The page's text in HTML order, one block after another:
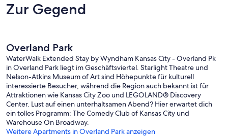
Zur Gegend
Overland Park
WaterWalk Extended Stay by Wyndham Kansas City - Overland Pk
in Overland Park liegt im Geschäftsviertel. Starlight Theatre und
Nelson-Atkins Museum of Art sind Höhepunkte für kulturell
interessierte Besucher, während die Region auch bekannt ist für
Attraktionen wie Kansas City Zoo und LEGOLAND® Discovery
Center. Lust auf einen unterhaltsamen Abend? Hier erwartet dich
ein tolles Programm: The Comedy Club of Kansas City und
Warehouse On Broadway.
Weitere Apartments in Overland Park anzeigen